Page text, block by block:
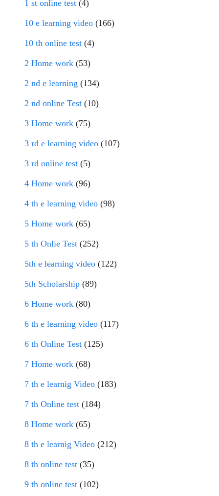
1 st online test (4)
10 e learning video (166)
10 th online test (4)
2 Home work (53)
2 nd e learning (134)
2 nd online Test (10)
3 Home work (75)
3 rd e learning video (107)
3 rd online test (5)
4 Home work (96)
4 th e learning video (98)
5 Home work (65)
5 th Onlie Test (252)
5th e learning video (122)
5th Scholarship (89)
6 Home work (80)
6 th e learning video (117)
6 th Online Test (125)
7 Home work (68)
7 th e learnig Video (183)
7 th Online test (184)
8 Home work (65)
8 th e learnig Video (212)
8 th online test (35)
9 th online test (102)